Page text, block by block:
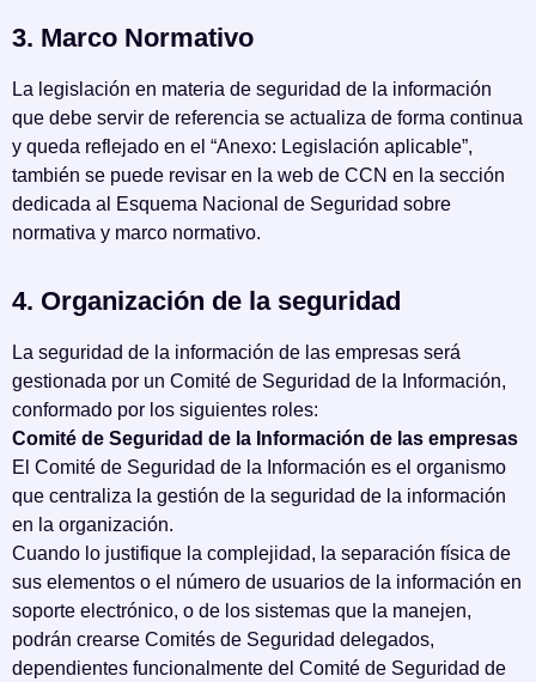
3. Marco Normativo
La legislación en materia de seguridad de la información
que debe servir de referencia se actualiza de forma continua
y queda reflejado en el “Anexo: Legislación aplicable”,
también se puede revisar en la web de CCN en la sección
dedicada al Esquema Nacional de Seguridad sobre
normativa y marco normativo.
4. Organización de la seguridad
La seguridad de la información de las empresas será
gestionada por un Comité de Seguridad de la Información,
conformado por los siguientes roles:
Comité de Seguridad de la Información de las empresas
El Comité de Seguridad de la Información es el organismo
que centraliza la gestión de la seguridad de la información
en la organización.
Cuando lo justifique la complejidad, la separación física de
sus elementos o el número de usuarios de la información en
soporte electrónico, o de los sistemas que la manejen,
podrán crearse Comités de Seguridad delegados,
dependientes funcionalmente del Comité de Seguridad de